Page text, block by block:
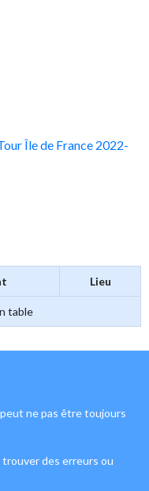
Île de France 2022-
Lieu
table
ne pas être toujours
trouver des erreurs ou